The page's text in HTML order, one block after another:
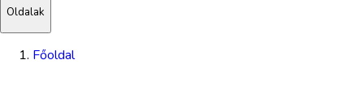
Oldalak
Főoldal